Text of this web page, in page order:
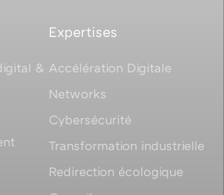
&
Expertises
Accélération Digitale
Networks
Cybersécurité
Transformation industrielle
Redirection écologique